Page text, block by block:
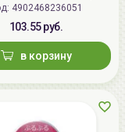
(Япония)
Код: 4902468236051
103.55 руб.
в корзину